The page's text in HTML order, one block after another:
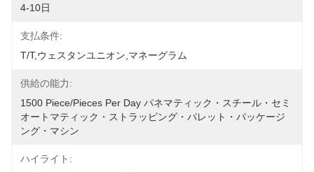
4-10日
支払条件:
T/T,ウェスタンユニオン,マネーグラム
供給の能力:
1500 Piece/Pieces Per Day パネマティック・スチール・セミ
オートマティック・ストラッピング・パレット・パッケージ
ング・マシン
ハイライト: